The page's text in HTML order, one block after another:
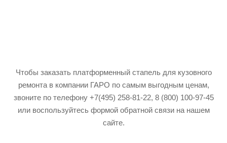
Чтобы заказать платформенный стапель для кузовного
ремонта в компании ГАРО по самым выгодным ценам,
звоните по телефону +7(495) 258-81-22, 8 (800) 100-97-45
или воспользуйтесь формой обратной связи на нашем
сайте.